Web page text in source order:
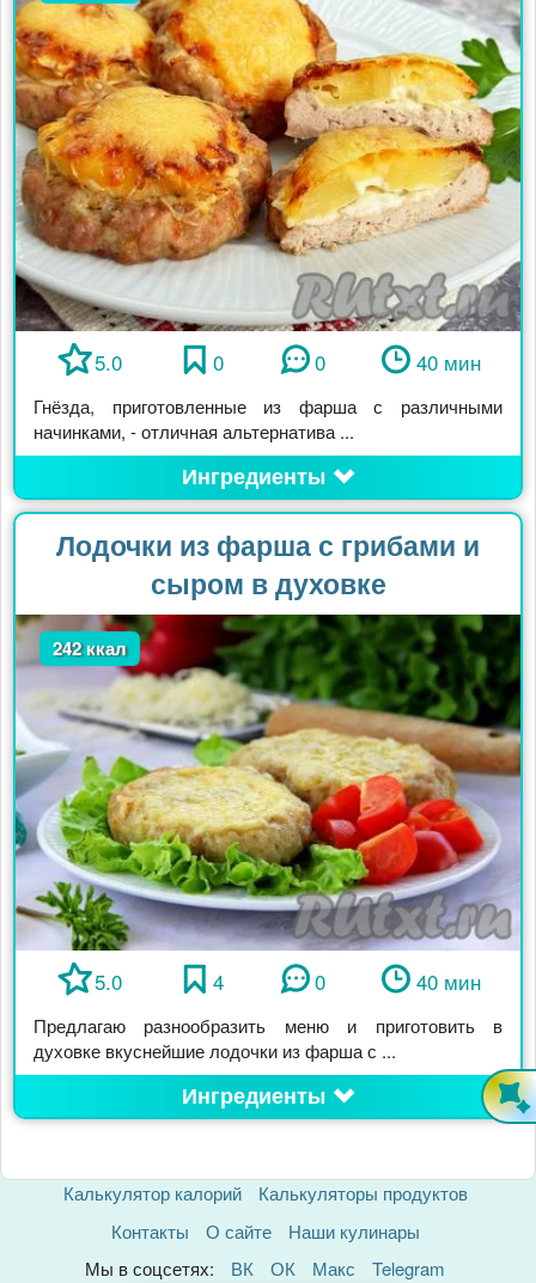
5.0 0 0 40 мин
Гнёзда, приготовленные из фарша с различными
начинками, - отличная альтернатива ...
Ингредиенты
Лодочки из фарша с грибами и
сыром в духовке
242 ккал
5.0 4 0 40 мин
Предлагаю разнообразить меню и приготовить в
духовке вкуснейшие лодочки из фарша с ...
Ингредиенты
Калькулятор калорий
Калькуляторы продуктов
Контакты
О сайте
Наши кулинары
Мы в соцсетях:
ВК ОК Макс Telegram